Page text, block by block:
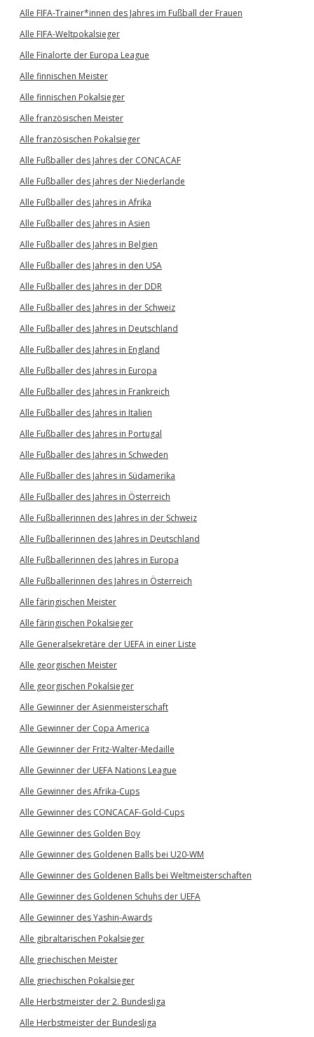
Alle FIFA-Trainer*innen des Jahres im Fußball der Frauen
Alle FIFA-Weltpokalsieger
Alle Finalorte der Europa League
Alle finnischen Meister
Alle finnischen Pokalsieger
Alle französischen Meister
Alle französischen Pokalsieger
Alle Fußballer des Jahres der CONCACAF
Alle Fußballer des Jahres der Niederlande
Alle Fußballer des Jahres in Afrika
Alle Fußballer des Jahres in Asien
Alle Fußballer des Jahres in Belgien
Alle Fußballer des Jahres in den USA
Alle Fußballer des Jahres in der DDR
Alle Fußballer des Jahres in der Schweiz
Alle Fußballer des Jahres in Deutschland
Alle Fußballer des Jahres in England
Alle Fußballer des Jahres in Europa
Alle Fußballer des Jahres in Frankreich
Alle Fußballer des Jahres in Italien
Alle Fußballer des Jahres in Portugal
Alle Fußballer des Jahres in Schweden
Alle Fußballer des Jahres in Südamerika
Alle Fußballer des Jahres in Österreich
Alle Fußballerinnen des Jahres in der Schweiz
Alle Fußballerinnen des Jahres in Deutschland
Alle Fußballerinnen des Jahres in Europa
Alle Fußballerinnen des Jahres in Österreich
Alle färingischen Meister
Alle färingischen Pokalsieger
Alle Generalsekretäre der UEFA in einer Liste
Alle georgischen Meister
Alle georgischen Pokalsieger
Alle Gewinner der Asienmeisterschaft
Alle Gewinner der Copa America
Alle Gewinner der Fritz-Walter-Medaille
Alle Gewinner der UEFA Nations League
Alle Gewinner des Afrika-Cups
Alle Gewinner des CONCACAF-Gold-Cups
Alle Gewinner des Golden Boy
Alle Gewinner des Goldenen Balls bei U20-WM
Alle Gewinner des Goldenen Balls bei Weltmeisterschaften
Alle Gewinner des Goldenen Schuhs der UEFA
Alle Gewinner des Yashin-Awards
Alle gibraltarischen Pokalsieger
Alle griechischen Meister
Alle griechischen Pokalsieger
Alle Herbstmeister der 2. Bundesliga
Alle Herbstmeister der Bundesliga